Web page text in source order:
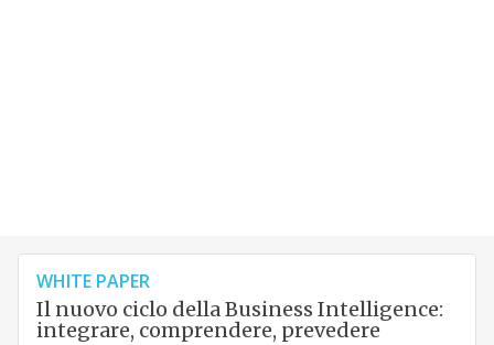
WHITE PAPER
Il nuovo ciclo della Business Intelligence:
integrare, comprendere, prevedere